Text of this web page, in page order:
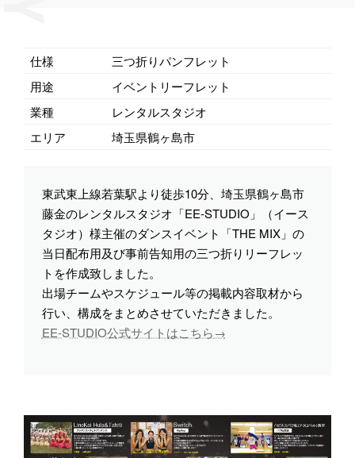
仕様
三つ折りパンフレット
用途
イベントリーフレット
業種
レンタルスタジオ
エリア
埼玉県鶴ヶ島市
東武東上線若葉駅より徒歩10分、埼玉県鶴ヶ島市
藤金のレンタルスタジオ「EE-STUDIO」（イース
タジオ）様主催のダンスイベント「THE MIX」の
当日配布用及び事前告知用の三つ折りリーフレッ
トを作成致しました。
出場チームやスケジュール等の掲載内容取材から
行い、構成をまとめさせていただきました。
EE-STUDIO公式サイトはこちら→